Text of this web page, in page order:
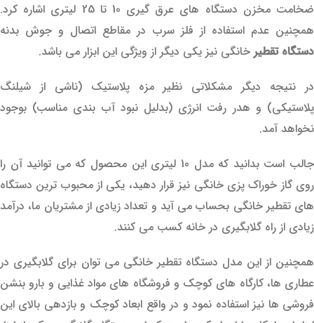
ضخامت مخزن دستگاه های عرق گیری 10 تا 25 لیتری اشاره کرد.
همچنین عدم استفاده از فلز سرب در مقاطع اتصال و جوش بدنه
دستگاه تقطیرخانگی نیز یکی دیگر از ویژگی این ابزار می باشد.
در نتیجه دیگر مشکلاتی نظیر مزه پلاستیک (ناشی از شیلنگ
پلاستیکی) و هدر رفت انرژی (بدلیل نبود آب بندی مناسب) بوجود
نخواهد آمد.
جالب است بدانید که مدل 10 لیتری این محصول که می توانید آن را
روی گاز خوراک پزی خانگی نیز قرار دهید، یکی از محبوب ترین دستگاه
های تقطیر خانگی بحساب می آید و تعداد زیادی از مشتریان ما، درآمد
زیادی از راه گلابگیری در خانه کسب می کنند.
همچنین از این مدل دستگاه تقطیر خانگی می توان برای گلابگیری در
عطاری ها، کارگاه های کوچک و فروشگاه های مواد غذایی و بارو بنشن
فروشی ها نیز استفاده نمود و در واقع ابعاد کوچک و بازدهی بالای این